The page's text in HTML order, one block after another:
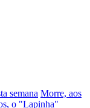
semana Morre, aos
o "Lapinha"